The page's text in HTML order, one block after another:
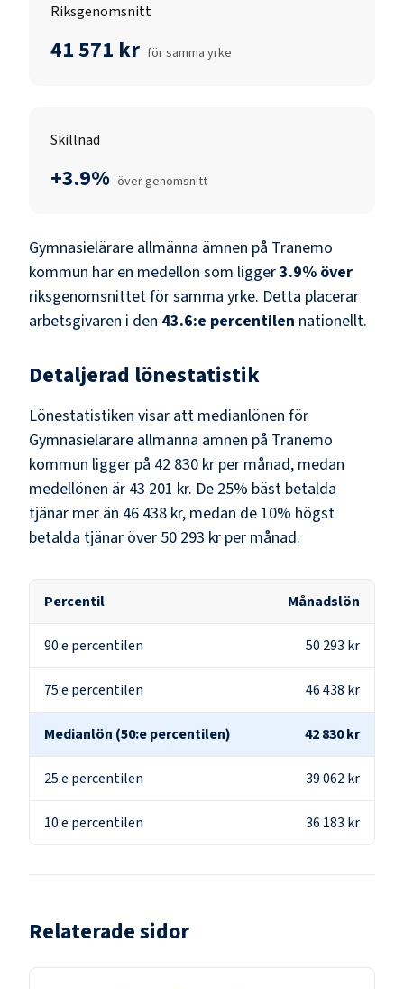
Riksgenomsnitt
41 571 kr för samma yrke
Skillnad
+3.9% över genomsnitt
Gymnasielärare allmänna ämnen på Tranemo
kommun har en medellön som ligger3.9% över
riksgenomsnittet för samma yrke. Detta placerar
arbetsgivaren i den 43.6:e percentilen nationellt.
Detaljerad lönestatistik
Lönestatistiken visar att medianlönen för
Gymnasielärare allmänna ämnen på Tranemo
kommun ligger på 42 830 kr per månad, medan
medellönen är 43 201 kr. De 25% bäst betalda
tjänar mer än 46 438 kr, medan de 10% högst
betalda tjänar över 50 293 kr per månad.
Percentil Månadslön
90:e percentilen 50 293 kr
75:e percentilen 46 438 kr
Medianlön (50:e percentilen) 42 830 kr
25:e percentilen 39 062 kr
10:e percentilen 36 183 kr
Relaterade sidor